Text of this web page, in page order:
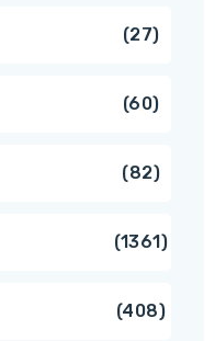
2727
6060
8282
13611361
408408